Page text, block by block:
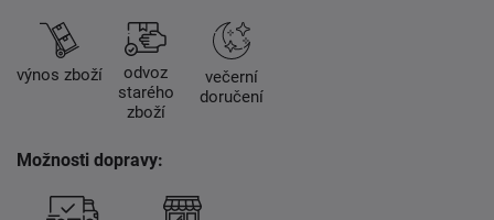
výnos zboží
odvoz
starého
zboží
večerní
doručení
Možnosti dopravy: